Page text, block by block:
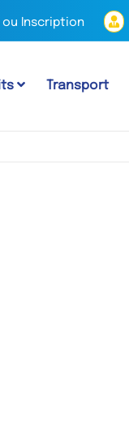
ou Inscription
Transport